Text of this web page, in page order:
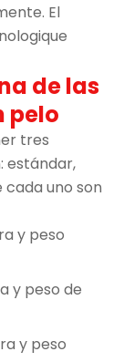
El
de las
pelo
tres
estándar,
cada uno son
y peso
y peso de
y peso